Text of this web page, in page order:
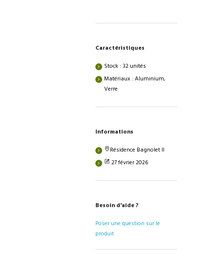
Caractéristiques
Stock : 32 unités
Matériaux : Aluminium,
Verre
Informations
Résidence Bagnolet II
27 février 2026
Besoin d'aide ?
Poser une question sur le
produit